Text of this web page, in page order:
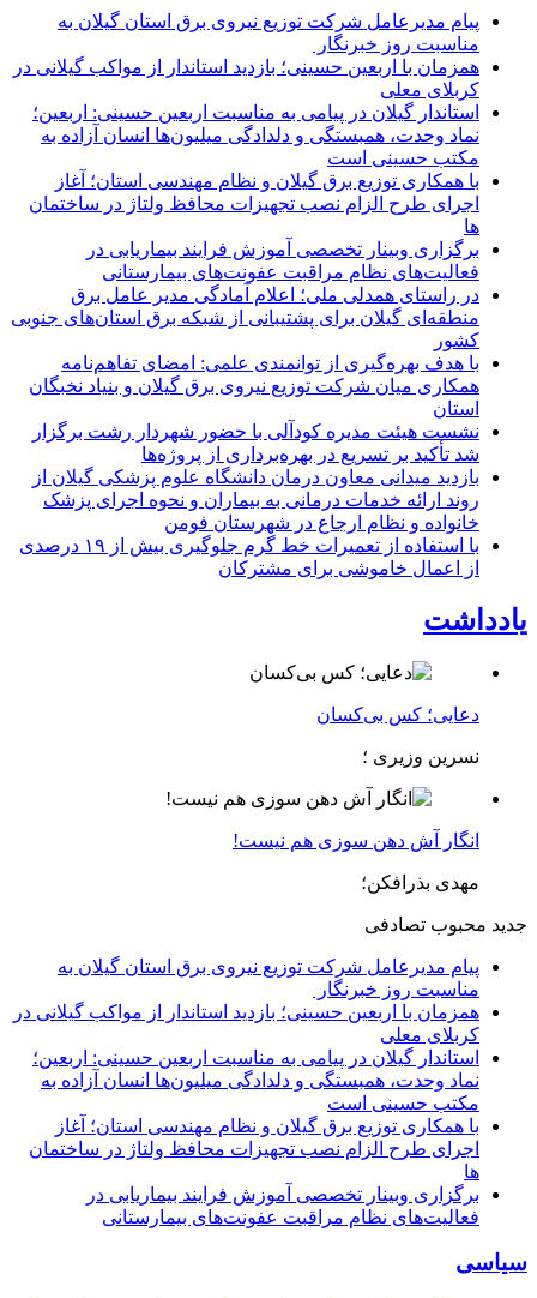
پیام مدیرعامل شركت توزیع نیروی برق استان گیلان به
مناسبت روز خبرنگار ‌
همزمان با اربعین حسینی؛ بازدید استاندار از مواکب گیلانی در
کربلای معلی
استاندار گیلان در پیامی به مناسبت اربعین حسینی: اربعین؛
نماد وحدت، همبستگی و دلدادگی میلیون‌ها انسان آزاده به
مکتب حسینی است
با همکاری توزیع برق گیلان و نظام مهندسی استان؛ آغاز
اجرای طرح الزام نصب تجهیزات محافظ ولتاژ در ساختمان
ها
برگزاری وبینار تخصصی آموزش فرایند بیماریابی در
فعالیت‌های نظام مراقبت عفونت‌های بیمارستانی
در راستای همدلی ملی؛ اعلام آمادگی مدیر عامل برق
منطقه‌ای گیلان برای پشتیبانی از شبكه برق استان‌های جنوبی
كشور
با هدف بهره‌گیری از توانمندی علمی: امضای تفاهم‌نامه
همكاری میان شركت توزیع نیروی برق گیلان و بنیاد نخبگان
استان
نشست هیئت مدیره کودآلی با حضور شهردار رشت برگزار
شد تأکید بر تسریع در بهره‌برداری از پروژه‌ها
بازدید میدانی معاون درمان دانشگاه علوم پزشکی گیلان از
روند ارائه خدمات درمانی به بیماران و نحوه اجرای پزشک
خانواده و نظام ارجاع در شهرستان فومن
با استفاده از تعمیرات خط گرم جلوگیری بیش از ۱۹ درصدی
از اعمال خاموشی برای مشتركان
یادداشت
دعایی؛ کس بی‌کسان
نسرین وزیری ؛
انگار آش دهن سوزی هم نیست!
مهدی بذرافکن؛
جدید محبوب تصادفی
پیام مدیرعامل شركت توزیع نیروی برق استان گیلان به
مناسبت روز خبرنگار ‌
همزمان با اربعین حسینی؛ بازدید استاندار از مواکب گیلانی در
کربلای معلی
استاندار گیلان در پیامی به مناسبت اربعین حسینی: اربعین؛
نماد وحدت، همبستگی و دلدادگی میلیون‌ها انسان آزاده به
مکتب حسینی است
با همکاری توزیع برق گیلان و نظام مهندسی استان؛ آغاز
اجرای طرح الزام نصب تجهیزات محافظ ولتاژ در ساختمان
ها
برگزاری وبینار تخصصی آموزش فرایند بیماریابی در
فعالیت‌های نظام مراقبت عفونت‌های بیمارستانی
سیاسی